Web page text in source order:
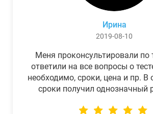
Ирина
2019-08-10
Меня проконсультировали по
ответили на все вопросы о
необходимо, сроки, цена и пр. В
сроки получил однозначный